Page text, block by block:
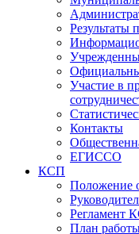
Результаты
Участие в
Контакты
ЕГИССО
КСП
Положение
Регламент
План